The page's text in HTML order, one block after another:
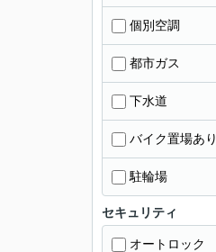
個別空調
都市ガス
下水道
バイク置場あり
駐輪場
セキュリティ
オートロック